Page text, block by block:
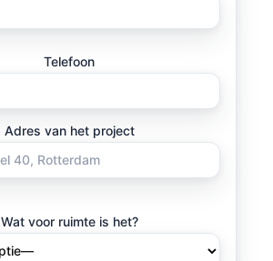
Telefoon
Adres van het project
Wat voor ruimte is het?